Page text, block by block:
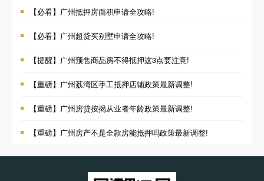
【必看】广州抵押房面积申请全攻略!
【必看】广州超贷买别墅申请全攻略!
【提醒】广州预售商品房不得抵押这3点要注意!
【重磅】广州荔湾区手工抵押店铺政策最新调整!
【重磅】广州房贷按揭从业者年龄政策最新调整!
【重磅】广州房产不是全款房能抵押吗政策最新调整!